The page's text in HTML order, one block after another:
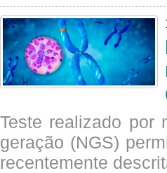
Teste realizado por
geração (NGS)
recentemente